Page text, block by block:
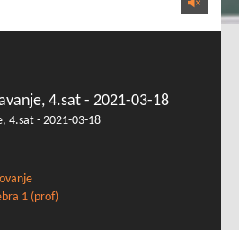
4.sat - 2021-03-18
4.sat - 2021-03-18
1 (prof)